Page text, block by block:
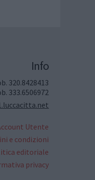
Info
320.8428413
333.6506972
Utente
e condizioni
editoriale
privacy